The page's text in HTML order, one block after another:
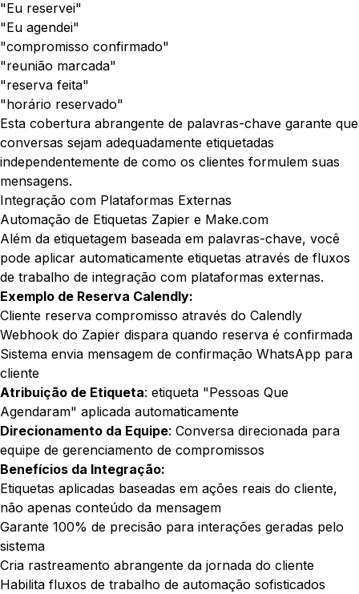
"Eu reservei"
"Eu agendei"
"compromisso confirmado"
"reunião marcada"
"reserva feita"
"horário reservado"
Esta cobertura abrangente de palavras-chave garante que
conversas sejam adequadamente etiquetadas
independentemente de como os clientes formulem suas
mensagens.
Integração com Plataformas Externas
Automação de Etiquetas Zapier e Make.com
Além da etiquetagem baseada em palavras-chave, você
pode aplicar automaticamente etiquetas através de fluxos
de trabalho de integração com plataformas externas.
Exemplo de Reserva Calendly:
Cliente reserva compromisso através do Calendly
Webhook do Zapier dispara quando reserva é confirmada
Sistema envia mensagem de confirmação WhatsApp para
cliente
Atribuição de Etiqueta: etiqueta "Pessoas Que
Agendaram" aplicada automaticamente
Direcionamento da Equipe: Conversa direcionada para
equipe de gerenciamento de compromissos
Benefícios da Integração:
Etiquetas aplicadas baseadas em ações reais do cliente,
não apenas conteúdo da mensagem
Garante 100% de precisão para interações geradas pelo
sistema
Cria rastreamento abrangente da jornada do cliente
Habilita fluxos de trabalho de automação sofisticados